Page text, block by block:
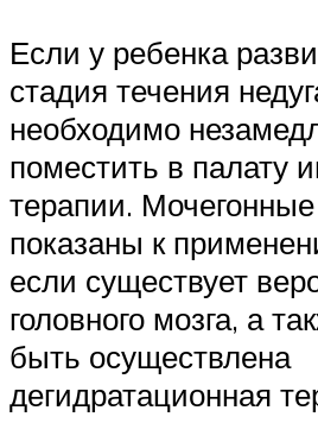
Если у ребенка
стадия течения
необходимо
поместить в палату
терапии.
показаны к
если существует
головного мозга, а
быть осуществлена
дегидратационная